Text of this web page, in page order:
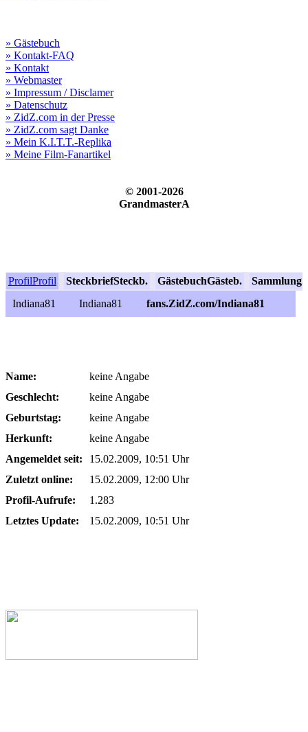
» Gästebuch
» Kontakt-FAQ
» Kontakt
» Webmaster
» Impressum / Disclamer
» Datenschutz
» ZidZ.com in der Presse
» ZidZ.com sagt Danke
» Mein K.I.T.T.-Replika
» Meine Film-Fanartikel
© 2001-2026
GrandmasterA
ProfilProfil SteckbriefSteckb. GästebuchGästeb. Sammlung
Indiana81
Indiana81 fans.ZidZ.com/Indiana81
Name:
keine Angabe
Geschlecht:
keine Angabe
Geburtstag:
keine Angabe
Herkunft:
keine Angabe
Angemeldet seit:
15.02.2009, 10:51 Uhr
Zuletzt online:
15.02.2009, 12:00 Uhr
Profil-Aufrufe:
1.283
Letztes Update:
15.02.2009, 10:51 Uhr